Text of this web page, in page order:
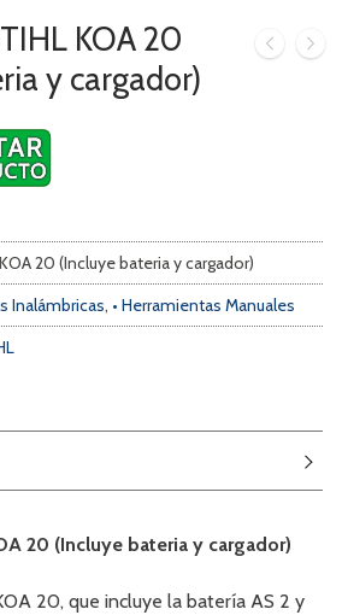
KOA 20
y cargador)
20 (Incluye bateria y cargador)
Inalámbricas, • Herramientas Manuales
20 (Incluye bateria y cargador)
20, que incluye la batería AS 2 y